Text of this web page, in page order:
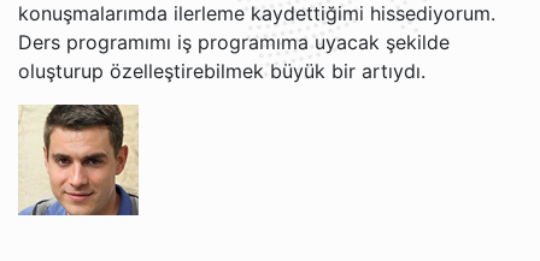
konuşmalarımda ilerleme kaydettiğimi hissediyorum.
Ders programımı iş programıma uyacak şekilde
oluşturup özelleştirebilmek büyük bir artıydı.